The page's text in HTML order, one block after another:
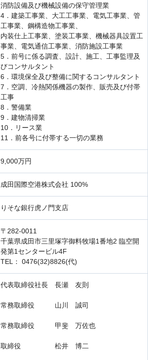
消防設備及び機械設備の保守管理業
4．建築工事業、大工工事業、電気工事業、管
工事業、鋼構造物工事業、
内装仕上工事業、塗装工事業、機械器具設置工
事業、電気通信工事業、消防施設工事業
5．前号に係る調査、設計、施工、工事監理及
びコンサルタント
6．環境保全及び整備に関するコンサルタント
7．空調、冷熱関係機器の製作、販売及び付帯
工事
8．警備業
9．建物清掃業
10．リース業
11．前各号に付帯する一切の業務
9,000万円
成田国際空港株式会社 100%
りそな銀行虎ノ門支店
〒282-0011
千葉県成田市三里塚字御料牧場1番地2 臨空開
発第1センタービル4F
TEL： 0476(32)8826(代)
代表取締役社長 長瀬 友則
常務取締役 山川 誠司
常務取締役 甲斐 万佐也
取締役 松井 博二